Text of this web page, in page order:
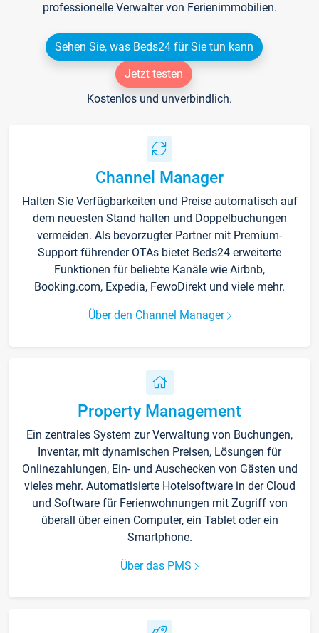
professionelle Verwalter von Ferienimmobilien.
Sehen Sie, was Beds24 für Sie tun kann
Jetzt testen
Kostenlos und unverbindlich.
Channel Manager
Halten Sie Verfügbarkeiten und Preise automatisch auf
dem neuesten Stand halten und Doppelbuchungen
vermeiden. Als bevorzugter Partner mit Premium-
Support führender OTAs bietet Beds24 erweiterte
Funktionen für beliebte Kanäle wie Airbnb,
Booking.com, Expedia, FewoDirekt und viele mehr.
Über den Channel Manager
Property Management
Ein zentrales System zur Verwaltung von Buchungen,
Inventar, mit dynamischen Preisen, Lösungen für
Onlinezahlungen, Ein- und Auschecken von Gästen und
vieles mehr. Automatisierte Hotelsoftware in der Cloud
und Software für Ferienwohnungen mit Zugriff von
überall über einen Computer, ein Tablet oder ein
Smartphone.
Über das PMS